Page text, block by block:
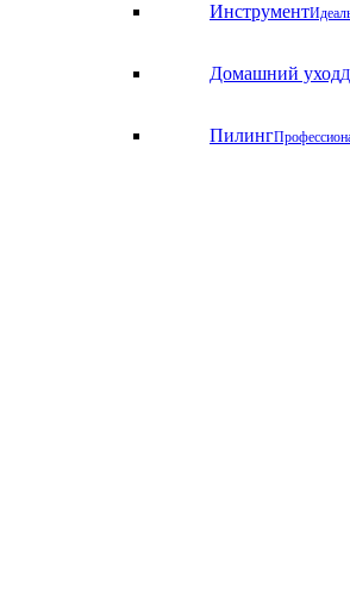
Инструмент
Домашний уход
Пилинг